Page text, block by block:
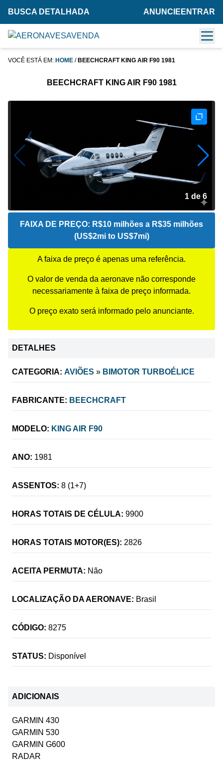
BUSCA DETALHADA ANUNCIE ENTRAR
VOCÊ ESTÁ EM: HOME / BEECHCRAFT KING AIR F90 1981
BEECHCRAFT KING AIR F90 1981
2 de 6
FAIXA DE PREÇO: R$10 milhões a R$35 milhões
(US$2mi to US$7mi)
A faixa de preço é apenas uma referência.
O valor de venda da aeronave não corresponde
necessariamente à faixa de preço informada.
O preço exato será informado pelo anunciante.
DETALHES
CATEGORIA: AVIÕES » BIMOTOR TURBOÉLICE
FABRICANTE: BEECHCRAFT
MODELO: KING AIR F90
ANO: 1981
ASSENTOS: 8 (1+7)
HORAS TOTAIS DE CÉLULA: 9900
HORAS TOTAIS MOTOR(ES): 2826
ACEITA PERMUTA: Não
LOCALIZAÇÃO DA AERONAVE: Brasil
CÓDIGO: 8275
STATUS: Disponível
ADICIONAIS
GARMIN 430
GARMIN 530
GARMIN G600
RADAR